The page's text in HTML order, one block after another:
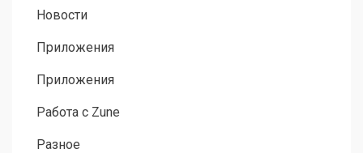
Новости
Приложения
Приложения
Работа с Zune
Разное